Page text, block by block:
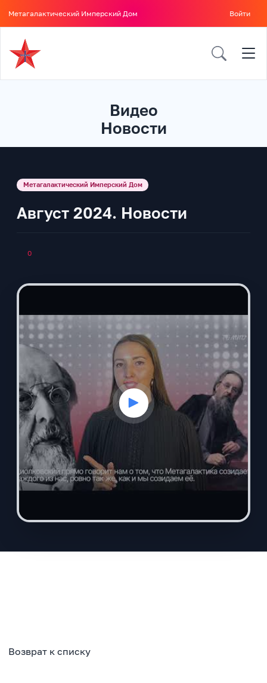
Метагалактический Имперский Дом Войти
Видео
Новости
Метагалактический Имперский Дом
Август 2024. Новости
0
Возврат к списку